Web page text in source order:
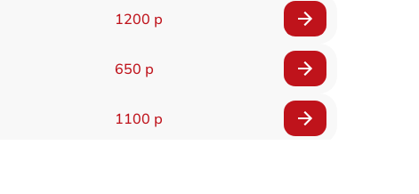
1200 р
650 р
1100 р